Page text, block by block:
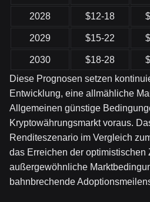
2028 $12-18
2029 $15-22
2030 $18-28
Diese Prognosen setzen
Entwicklung, eine allmähliche
Allgemeinen günstige
Kryptowährungsmarkt voraus.
Renditeszenario im Vergleich
das Erreichen der optimistischen
außergewöhnliche
bahnbrechende